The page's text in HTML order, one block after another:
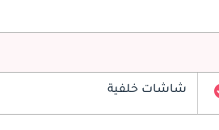
شاشات خلفية